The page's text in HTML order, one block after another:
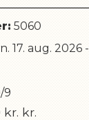
5060
17. aug. 2026-
9
kr. kr.